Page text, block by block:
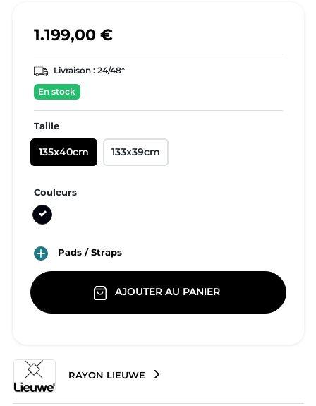
1.199,00 €
Livraison : 24/48*
En stock
Taille
135x40cm 133x39cm
Couleurs
Noir
 Pads / Straps
AJOUTER AU PANIER
RAYON LIEUWE